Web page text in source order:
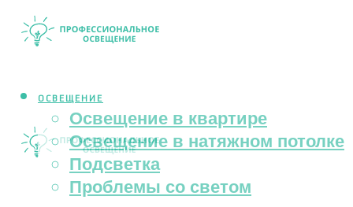
ОСВЕЩЕНИЕ
Освещение в квартире
Освещение в натяжном потолке
Подсветка
Проблемы со светом